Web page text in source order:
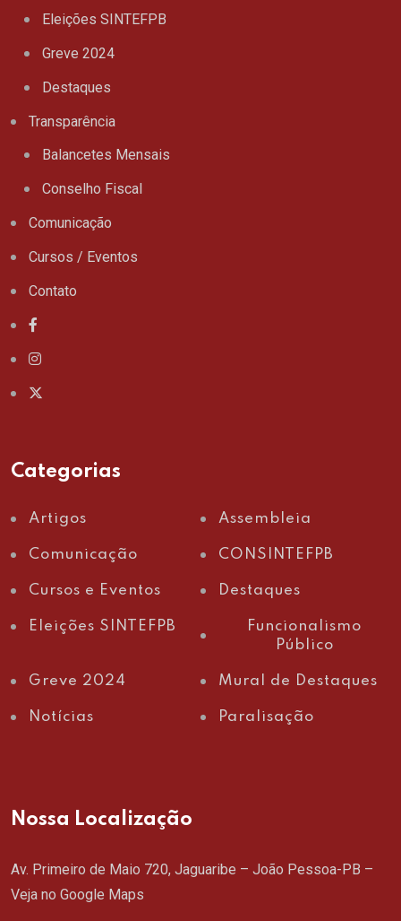
Eleições SINTEFPB
Greve 2024
Destaques
Transparência
Balancetes Mensais
Conselho Fiscal
Comunicação
Cursos / Eventos
Contato
Categorias
Artigos Assembleia
Comunicação CONSINTEFPB
Cursos e Eventos Destaques
Eleições SINTEFPB
Funcionalismo
Público
Greve 2024 Mural de Destaques
Notícias Paralisação
Nossa Localização
Av. Primeiro de Maio 720, Jaguaribe – João Pessoa-PB –
Veja no Google Maps